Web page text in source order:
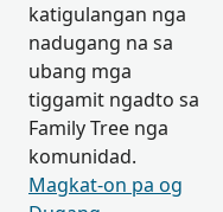
katigulangan nga
nadugang na sa
ubang mga
tiggamit ngadto sa
Family Tree nga
komunidad.
Magkat-on pa og